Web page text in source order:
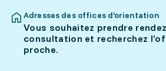
Adresses des offices d’orientation
Vous souhaitez prendre
consultation et recherchez
proche.